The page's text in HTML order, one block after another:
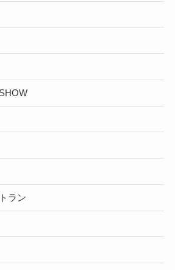
ラン